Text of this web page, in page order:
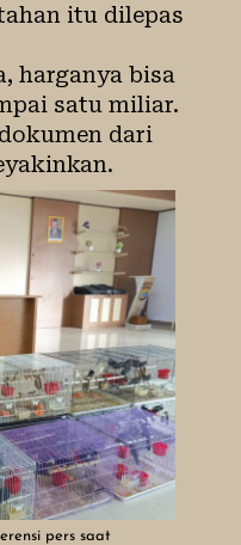
itu dilepas
harganya bisa
satu miliar.
dari
pers saat